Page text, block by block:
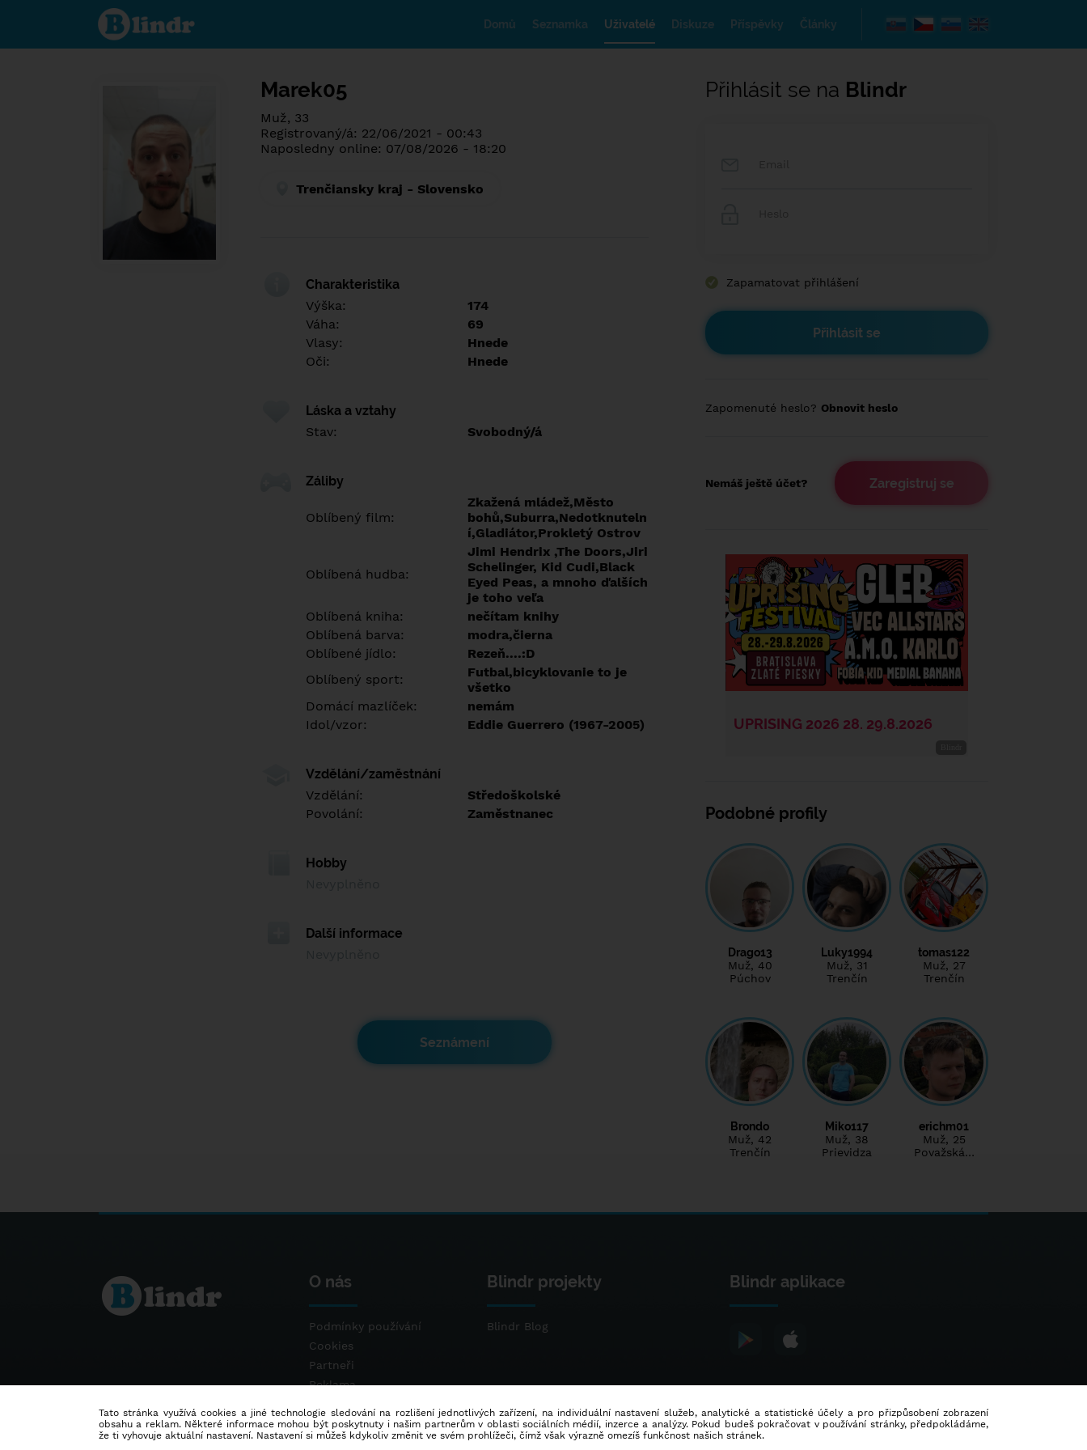
Poznej co je
pod maskou.
Seznamovací
Domů Seznamka Uživatelé Diskuze Příspěvky Články
Marek05
Muž, 33
Registrovaný/á: 22/06/2021 - 00:43
Naposledny online: 07/08/2026 - 18:20
Trenčiansky kraj - Slovensko
Charakteristika
Výška:
174
Váha:
69
Vlasy:
Hnede
Oči:
Hnede
Láska a vztahy
Stav:
Svobodný/á
Záliby
Oblíbený film:
Zkažená mládež,Město
bohů,Suburra,Nedotknuteln
í,Gladiátor,Prokletý Ostrov
Oblíbená hudba:
Jimi Hendrix ,The Doors,Jiri
Schelinger, Kid Cudi,Black
Eyed Peas, a mnoho ďalších
je toho veľa
Oblíbená kniha:
nečítam knihy
Oblíbená barva:
modra,čierna
Oblíbené jídlo:
Rezeň....:D
Oblíbený sport:
Futbal,bicyklovanie to je
všetko
Domácí mazlíček:
nemám
Idol/vzor:
Eddie Guerrero (1967-2005)
Vzdělání/zaměstnání
Vzdělání:
Středoškolské
Povolání:
Zaměstnanec
Hobby
Další informace
Seznámení
Přihlásit se na Blindr
Zapamatovat přihlášení
Zapomenuté heslo? Obnovit heslo
Nemáš ještě účet? Zaregistruj se
Podobné profily
Drago13
Muž, 40
Púchov
Luky1994
Muž, 31
Trenčín
tomas122
Muž, 27
Trenčín
Brondo
Muž, 42
Trenčín
Miko117
Muž, 38
Prievidza
erichm01
Muž, 25
Považská…
O nás
Podmínky používání
Cookies
Partneři
Reklama
Blindr projekty
Blindr Blog
Blindr aplikace
Tato stránka využívá cookies a jiné technologie sledování na rozlišení jednotlivých zařízení, na individuální nastavení služeb, analytické a statistické účely a pro přizpůsobení zobrazení
obsahu a reklam. Některé informace mohou být poskytnuty i našim partnerům v oblasti sociálních médií, inzerce a analýzy. Pokud budeš pokračovat v používání stránky, předpokládáme,
že ti vyhovuje aktuální nastavení. Nastavení si můžeš kdykoliv změnit ve svém prohlížeči, čímž však výrazně omezíš funkčnost našich stránek.